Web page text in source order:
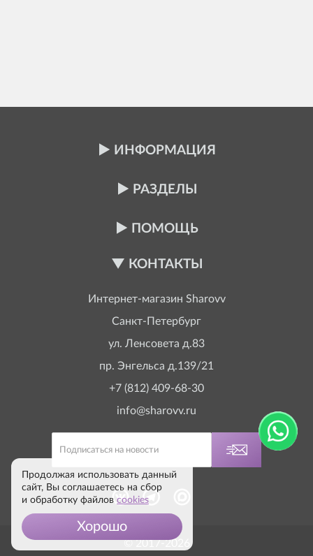
ИНФОРМАЦИЯ
РАЗДЕЛЫ
ПОМОЩЬ
КОНТАКТЫ
Интернет-магазин Sharovv
Санкт-Петербург
ул. Ленсовета д.83
пр. Энгельса д.139/21
+7 (812) 409-68-30
info@sharovv.ru
© 2017-2026
Продолжая использовать данный
сайт, Вы соглашаетесь на сбор
и обработку файлов cookies
Хорошо